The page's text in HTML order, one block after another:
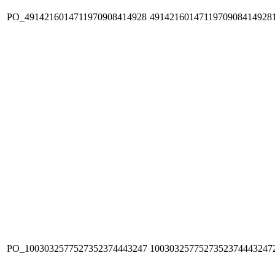
PO_4914216014711970908414928
PO_1003032577527352374443247